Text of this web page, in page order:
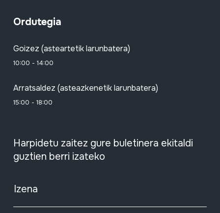
Ordutegia
Goizez (asteartetik larunbatera)
10:00 - 14:00
Arratsaldez (asteazkenetik larunbatera)
15:00 - 18:00
Harpidetu zaitez gure buletinera ekitaldi
guztien berri izateko
Izena